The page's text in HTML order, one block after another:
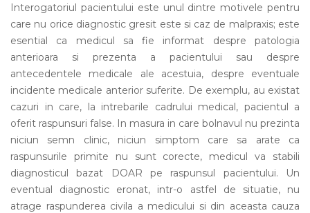
Interogatoriul pacientului este unul dintre motivele pentru
care nu orice diagnostic gresit este si caz de malpraxis; este
esential ca medicul sa fie informat despre patologia
anterioara si prezenta a pacientului sau despre
antecedentele medicale ale acestuia, despre eventuale
incidente medicale anterior suferite. De exemplu, au existat
cazuri in care, la intrebarile cadrului medical, pacientul a
oferit raspunsuri false. In masura in care bolnavul nu prezinta
niciun semn clinic, niciun simptom care sa arate ca
raspunsurile primite nu sunt corecte, medicul va stabili
diagnosticul bazat DOAR pe raspunsul pacientului. Un
eventual diagnostic eronat, intr-o astfel de situatie, nu
atrage raspunderea civila a medicului si din aceasta cauza